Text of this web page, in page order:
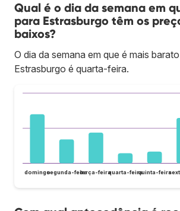
Qual é o dia da semana em
para Estrasburgo têm os
baixos?
O dia da semana em que é mais
Estrasburgo é quarta-feira.
domingosegunda-feiraterça-feiraquarta-feiraquinta-feira